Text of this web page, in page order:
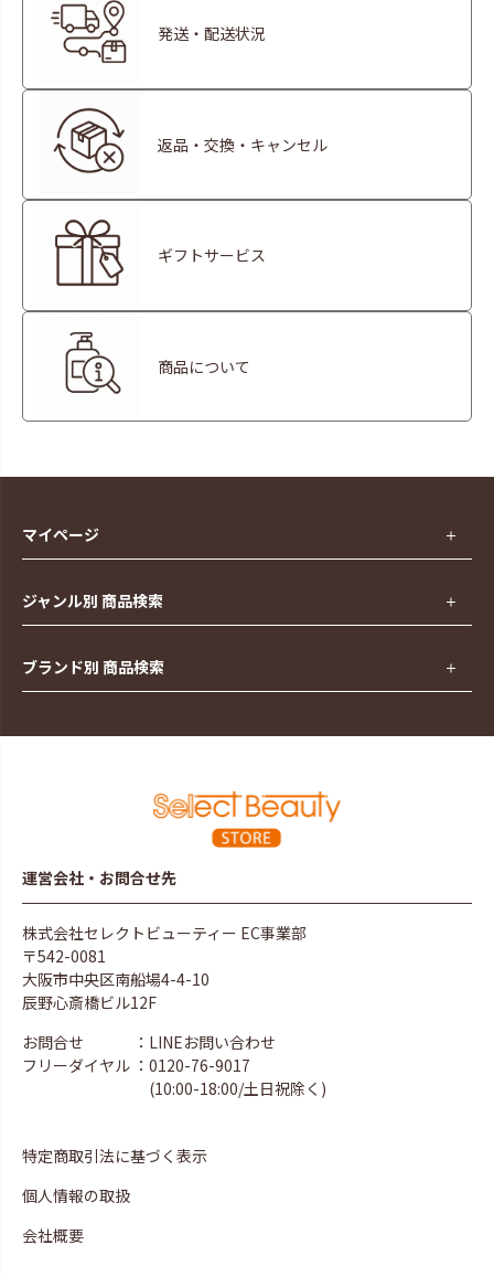
発送・配送状況
返品・交換・キャンセル
ギフトサービス
商品について
マイページ
ジャンル別 商品検索
ブランド別 商品検索
運営会社・お問合せ先
株式会社セレクトビューティー EC事業部
〒542-0081
大阪市中央区南船場4-4-10
辰野心斎橋ビル12F
お問合せ
：LINEお問い合わせ
フリーダイヤル ：0120-76-9017
(10:00-18:00/土日祝除く)
特定商取引法に基づく表示
個人情報の取扱
会社概要